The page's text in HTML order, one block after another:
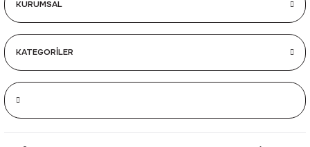
KURUMSAL
KATEGORİLER